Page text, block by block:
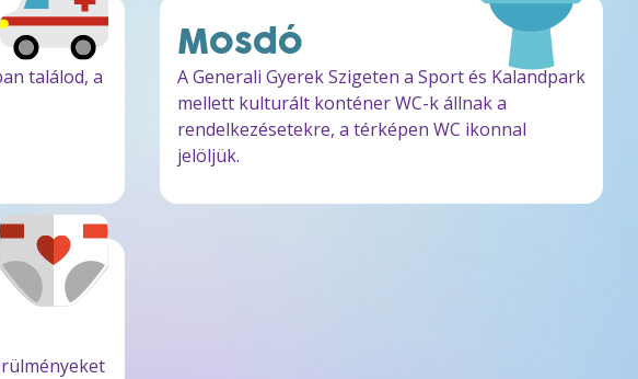
találod, a
Mosdó
A Generali Gyerek Szigeten a Sport és Kalandpark
mellett kulturált konténer WC-k állnak a
rendelkezésetekre, a térképen WC ikonnal
jelöljük.